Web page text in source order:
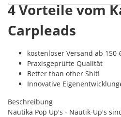
4 Vorteile vom
Carpleads
kostenloser Versand ab 150
Praxisgeprüfte Qualität
Better than other Shit!
Innovative
Beschreibung
Nautika Pop Up's - Nautik-Up's